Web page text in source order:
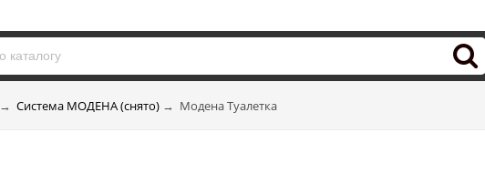
→ Система МОДЕНА (снято) → Модена Туалетка